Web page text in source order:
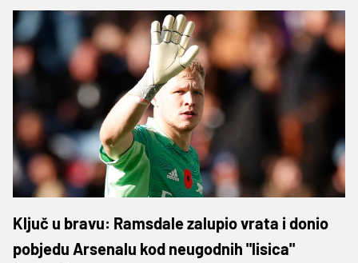
Ključ u bravu: Ramsdale zalupio vrata i donio
pobjedu Arsenalu kod neugodnih "lisica"